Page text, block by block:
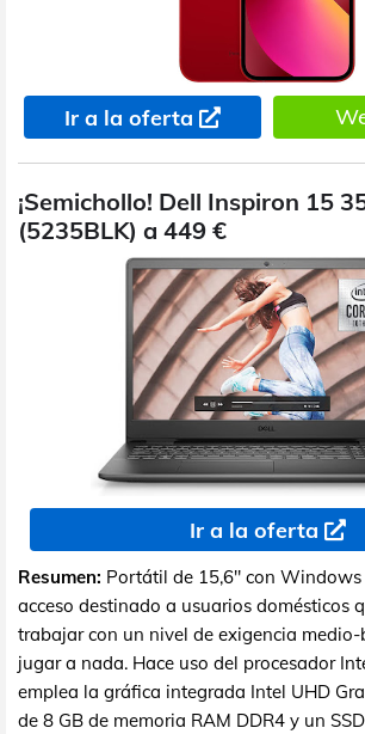
Ir a la oferta
¡Semichollo! Dell Inspiron 15
(5235BLK) a 449 €
Ir a la oferta
Resumen: Portátil de 15,6" con
acceso destinado a usuarios domésticos
trabajar con un nivel de exigencia
jugar a nada. Hace uso del procesador
emplea la gráfica integrada Intel UHD
de 8 GB de memoria RAM DDR4 y un